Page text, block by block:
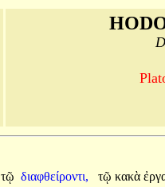
τῷ διαφθείροντι, τῷ κακὰ